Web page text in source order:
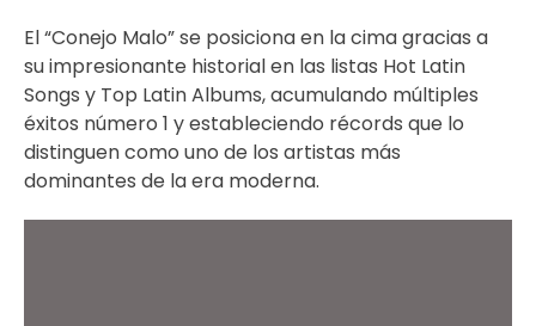
El “Conejo Malo” se posiciona en la cima gracias a
su impresionante historial en las listas Hot Latin
Songs y Top Latin Albums, acumulando múltiples
éxitos número 1 y estableciendo récords que lo
distinguen como uno de los artistas más
dominantes de la era moderna.